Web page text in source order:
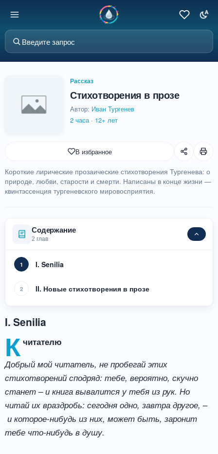
Рассказ
Стихотворения в прозе
Автор: Иван Тургенев
2 часа· 12+ лет
Короткие лирические прозаические стихотворения Тургенева: о
природе, любви, старости и смерти. Написаны в конце жизни —
квинтэссенция тургеневского мировосприятия.
В избранное
Содержание
2 глав
1 I. Senilia
2 II. Новые стихотворения в прозе
I. Senilia
К читателю
Добрый мой читатель, не пробегай этих
стихотворений сподряд: тебе, вероятно, скучно
станет – и книга вывалится у тебя из рук. Но
читай их враздробь: сегодня одно, завтра другое, –
и которое-нибудь из них, может быть, заронит
тебе что-нибудь в душу.